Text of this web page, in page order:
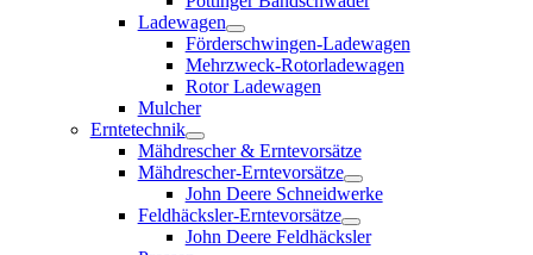
Ladewagen
Förderschwingen-Ladewagen
Mehrzweck-Rotorladewagen
Rotor Ladewagen
Mulcher
Erntetechnik
Mähdrescher & Erntevorsätze
Mähdrescher-Erntevorsätze
John Deere Schneidwerke
Feldhäcksler-Erntevorsätze
John Deere Feldhäcksler